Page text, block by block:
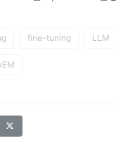
fine-tuning LLM